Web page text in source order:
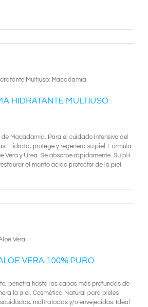
HIDRATANTE MULTIUSO
Macadamia. Para el cuidado intensivo del
Hidrata, protege y regenera su piel. Fórmula
Vera y Urea. Se absorbe rápidamente. Su pH
el manto ácido protector de la piel.
VERA 100% PURO
penetra hasta las capas más profundas de
la piel. Cosmética Natural para pieles
maltratadas y/o envejecidas. Ideal